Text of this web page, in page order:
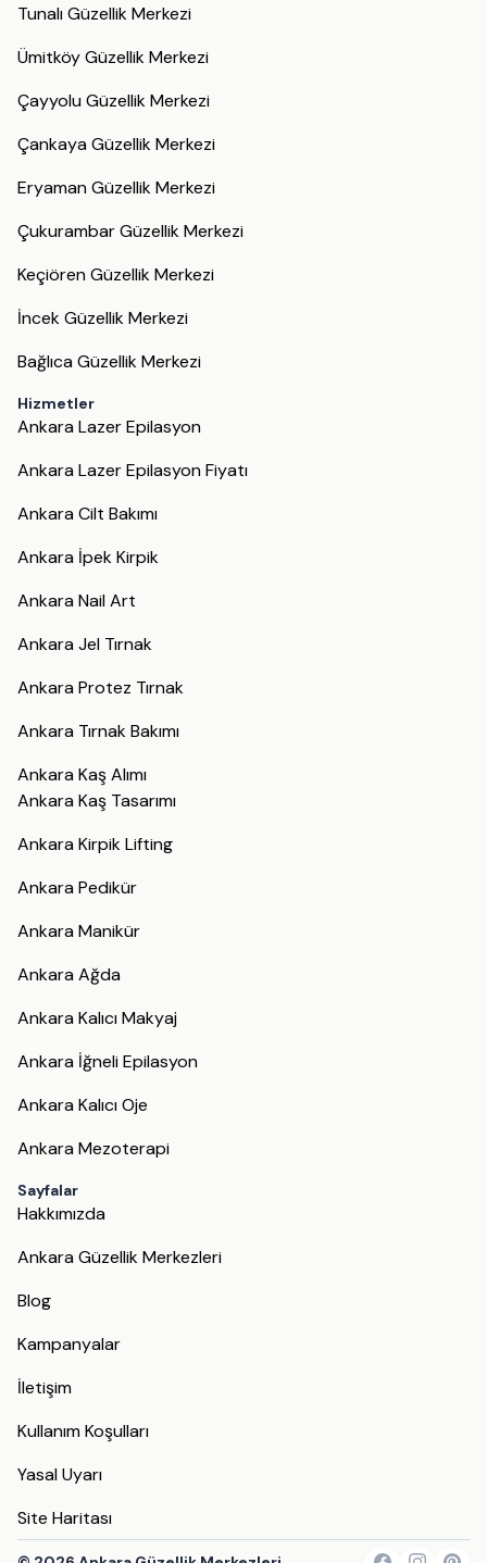
Tunalı Güzellik Merkezi
Ümitköy Güzellik Merkezi
Çayyolu Güzellik Merkezi
Çankaya Güzellik Merkezi
Eryaman Güzellik Merkezi
Çukurambar Güzellik Merkezi
Keçiören Güzellik Merkezi
İncek Güzellik Merkezi
Bağlıca Güzellik Merkezi
Hizmetler
Ankara Lazer Epilasyon
Ankara Lazer Epilasyon Fiyatı
Ankara Cilt Bakımı
Ankara İpek Kirpik
Ankara Nail Art
Ankara Jel Tırnak
Ankara Protez Tırnak
Ankara Tırnak Bakımı
Ankara Kaş Alımı
Ankara Kaş Tasarımı
Ankara Kirpik Lifting
Ankara Pedikür
Ankara Manikür
Ankara Ağda
Ankara Kalıcı Makyaj
Ankara İğneli Epilasyon
Ankara Kalıcı Oje
Ankara Mezoterapi
Sayfalar
Hakkımızda
Ankara Güzellik Merkezleri
Blog
Kampanyalar
İletişim
Kullanım Koşulları
Yasal Uyarı
Site Haritası